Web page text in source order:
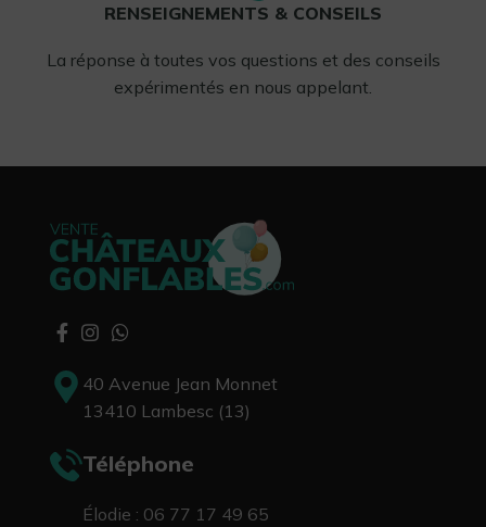
RENSEIGNEMENTS & CONSEILS
La réponse à toutes vos questions et des conseils
expérimentés en nous appelant.
40 Avenue Jean Monnet
13410 Lambesc (13)
Téléphone
Élodie : 06 77 17 49 65